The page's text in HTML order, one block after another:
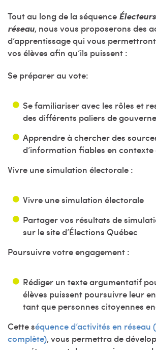
Tout au long de la séquence
réseau, nous vous proposerons des
d’apprentissage qui vous
vos élèves afin qu’ils puissent :
Se préparer au vote:
Se familiariser avec les rôles et
des différents paliers de
Apprendre à chercher des
d’information fiables en
Vivre une simulation électorale :
Vivre une simulation électorale
Partager vos résultats de
sur le site d’Élections Québec
Poursuivre votre engagement :
Rédiger un texte argumentatif
élèves puissent poursuivre leur
tant que personnes citoyennes
Cette séquence d’activités en
complète), vous permettra de